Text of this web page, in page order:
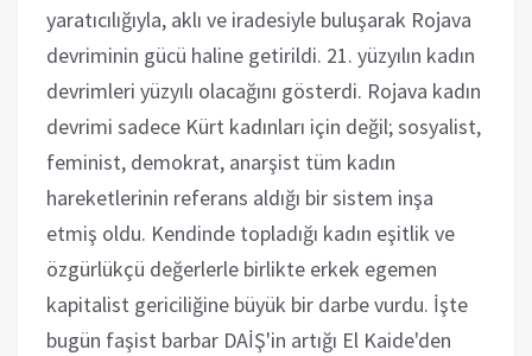
yaratıcılığıyla, aklı ve iradesiyle buluşarak Rojava
devriminin gücü haline getirildi. 21. yüzyılın kadın
devrimleri yüzyılı olacağını gösterdi. Rojava kadın
devrimi sadece Kürt kadınları için değil; sosyalist,
feminist, demokrat, anarşist tüm kadın
hareketlerinin referans aldığı bir sistem inşa
etmiş oldu. Kendinde topladığı kadın eşitlik ve
özgürlükçü değerlerle birlikte erkek egemen
kapitalist gericiliğine büyük bir darbe vurdu. İşte
bugün faşist barbar DAİŞ'in artığı El Kaide'den